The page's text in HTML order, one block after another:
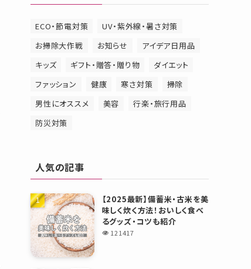
ECO・節電対策
UV・紫外線・暑さ対策
お掃除大作戦
お知らせ
アイデア日用品
キッズ
ギフト・贈答・贈り物
ダイエット
ファッション
健康 寒さ対策
掃除
男性にオススメ
美容
行楽・旅行用品
防災対策
人気の記事
【2025最新】備蓄米・古米を美
味しく炊く方法！おいしく食べ
るグッズ・コツも紹介
121417